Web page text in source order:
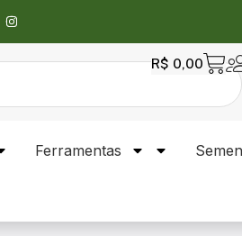
R$ 0,00
Ferramentas